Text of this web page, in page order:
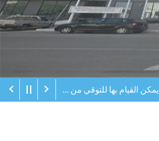
Jun/17 : بعض الإجراءات التي يمكن القيام بها للتوقي من مخاطر البعوض ( الوشواشة)و الحد من نسبة الإزعاج